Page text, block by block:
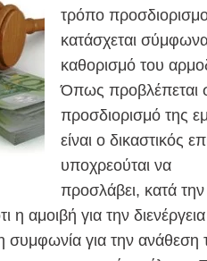
τρόπο
κατάσχεται
καθορισμό του
Όπως προβλέπεται
προσδιορισμό της
είναι ο δικαστικός
υποχρεούται να
προσλάβει, κατά
η αμοιβή για την
για την ανάθεση